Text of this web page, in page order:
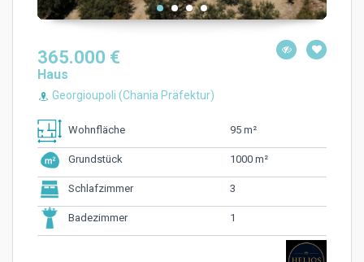
365.000 €
Haus
Georgioupoli (Chania Präfektur)
Wohnfläche 95 m²
Grundstück 1000 m²
Schlafzimmer 3
Badezimmer 1